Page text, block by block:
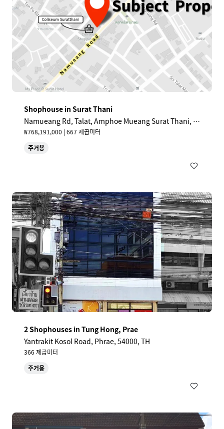
Shophouse in Surat Thani
Namueang Rd, Talat, Amphoe Mueang Surat Thani, S
urat Thani 84000, Thailand
₩768,191,000 | 667 제곱미터
주거용
2 Shophouses in Tung Hong, Prae
Yantrakit Kosol Road, Phrae, 54000, TH
366 제곱미터
주거용